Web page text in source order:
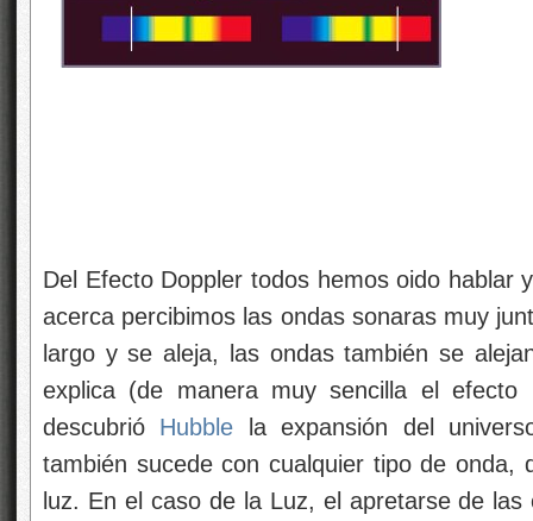
Del Efecto Doppler todos hemos oido hablar
acerca percibimos las ondas sonaras muy
largo y se aleja, las ondas también se
explica (de manera muy sencilla el efecto
descubrió Hubble la expansión del
también sucede con cualquier tipo de onda,
luz. En el caso de la Luz, el apretarse de